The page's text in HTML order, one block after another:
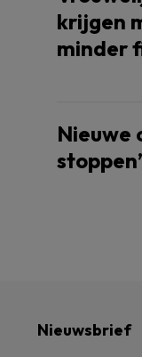
krijgen
minder
Nieuwe
stoppen’
Nieuwsbrief